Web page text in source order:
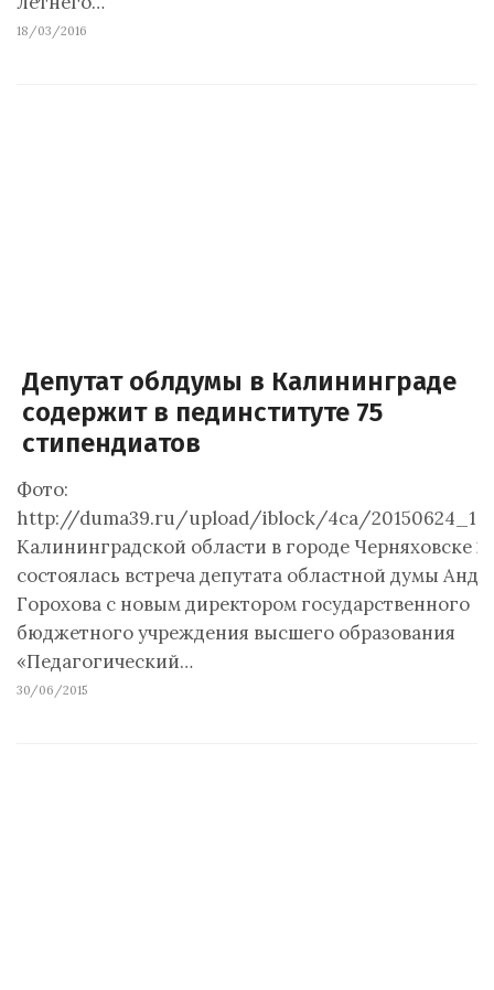
18/03/2016
Депутат облдумы в Калининграде
содержит в пединституте 75
стипендиатов
Фото:
http://duma39.ru/upload/iblock/4ca/
Калининградской области в городе Черняховске
состоялась встреча депутата областной думы
Горохова с новым директором государственного
бюджетного учреждения высшего образования
«Педагогический…
30/06/2015